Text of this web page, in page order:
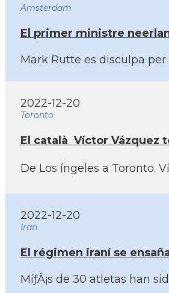
Amsterdam
El primer ministre
Mark Rutte es disculpa
2022-12-20
Toronto
El català Ví­ctor Vázquez
De Los íngeles a
2022-12-20
Iran
El régimen iraní­ se
MíƒÂ¡s de 30 atletas han